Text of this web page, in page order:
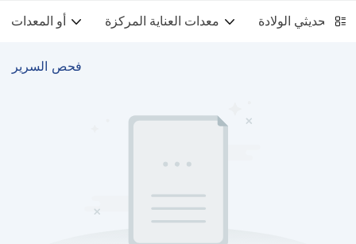
أو المعدات معدات العناية المركزة
فحص السرير